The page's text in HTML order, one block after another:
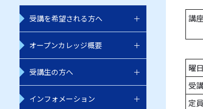
受講を希望される方へ
オープンカレッジ概要
受講生の方へ
インフォメーション
講
曜
受
定員